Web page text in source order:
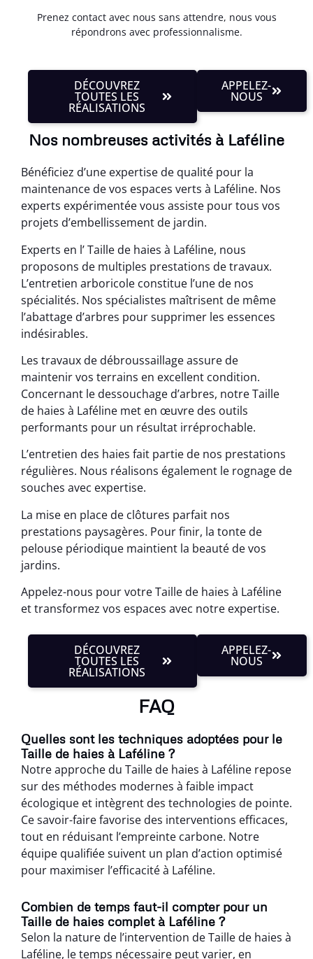
Prenez contact avec nous sans attendre, nous vous
répondrons avec professionnalisme.
DÉCOUVREZ
TOUTES LES
RÉALISATIONS
APPELEZ-
NOUS
Nos nombreuses activités à Laféline
Bénéficiez d’une expertise de qualité pour la
maintenance de vos espaces verts à Laféline. Nos
experts expérimentée vous assiste pour tous vos
projets d’embellissement de jardin.
Experts en l’ Taille de haies à Laféline, nous
proposons de multiples prestations de travaux.
L’entretien arboricole constitue l’une de nos
spécialités. Nos spécialistes maîtrisent de même
l’abattage d’arbres pour supprimer les essences
indésirables.
Les travaux de débroussaillage assure de
maintenir vos terrains en excellent condition.
Concernant le dessouchage d’arbres, notre Taille
de haies à Laféline met en œuvre des outils
performants pour un résultat irréprochable.
L’entretien des haies fait partie de nos prestations
régulières. Nous réalisons également le rognage de
souches avec expertise.
La mise en place de clôtures parfait nos
prestations paysagères. Pour finir, la tonte de
pelouse périodique maintient la beauté de vos
jardins.
Appelez-nous pour votre Taille de haies à Laféline
et transformez vos espaces avec notre expertise.
DÉCOUVREZ
TOUTES LES
RÉALISATIONS
APPELEZ-
NOUS
FAQ
Quelles sont les techniques adoptées pour le
Taille de haies à Laféline ?
Notre approche du Taille de haies à Laféline repose
sur des méthodes modernes à faible impact
écologique et intègrent des technologies de pointe.
Ce savoir-faire favorise des interventions efficaces,
tout en réduisant l’empreinte carbone. Notre
équipe qualifiée suivent un plan d’action optimisé
pour maximiser l’efficacité à Laféline.
Combien de temps faut-il compter pour un
Taille de haies complet à Laféline ?
Selon la nature de l’intervention de Taille de haies à
Laféline, le temps nécessaire peut varier, en